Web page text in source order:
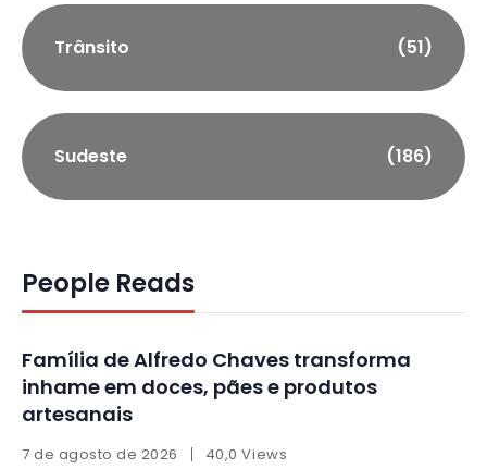
Trânsito (51)
Sudeste (186)
People Reads
Família de Alfredo Chaves transforma
inhame em doces, pães e produtos
artesanais
7 de agosto de 2026 40,0 Views